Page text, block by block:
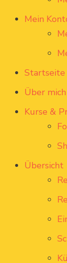
Mein
Startseite
Über mich
Kurse &
Übersicht